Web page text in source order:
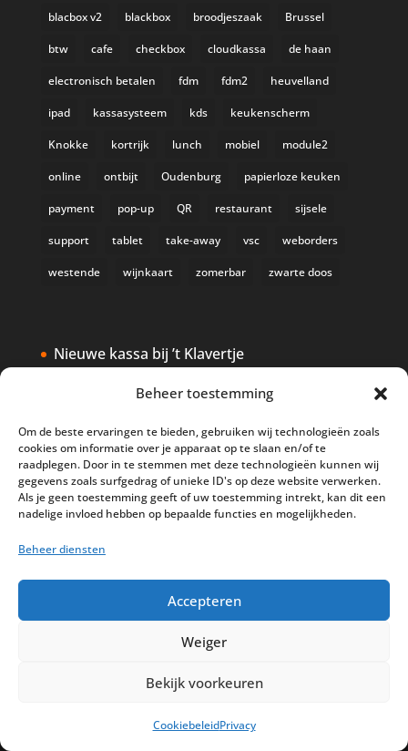
Beheer toestemming
Om de beste ervaringen te bieden, gebruiken wij technologieën zoals
cookies om informatie over je apparaat op te slaan en/of te
raadplegen. Door in te stemmen met deze technologieën kunnen wij
gegevens zoals surfgedrag of unieke ID's op deze website verwerken.
Als je geen toestemming geeft of uw toestemming intrekt, kan dit een
nadelige invloed hebben op bepaalde functies en mogelijkheden.
Beheer diensten
Accepteren
Weiger
Bekijk voorkeuren
CookiebeleidPrivacy
blacbox v2 blackbox broodjeszaak Brussel
btw cafe checkbox cloudkassa de haan
electronisch betalen fdm fdm2 heuvelland
ipad kassasysteem kds keukenscherm
Knokke kortrijk lunch mobiel module2
online ontbijt Oudenburg papierloze keuken
payment pop-up QR restaurant sijsele
support tablet take-away vsc weborders
westende wijnkaart zomerbar zwarte doos
Nieuwe kassa bij ’t Klavertje
AI in de Horeca kassawereld
Safran Palace start met nieuw
kassasysteem
BTW aanpassingen HoReCa vanaf 1
Privacy
Support
Peterschap